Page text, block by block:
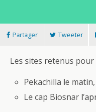
Partager Tweeter
Les sites retenus
Pekachilla le matin,
Le cap Biosnar